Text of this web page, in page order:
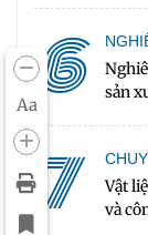
Aa6
sản
7
Vật
và